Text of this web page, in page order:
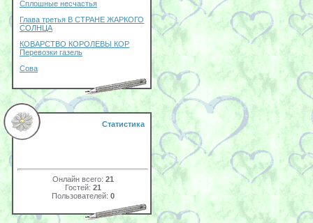
Сплошные несчастья
Глава третья В СТРАНЕ ЖАРКОГО
СОЛНЦА
КОВАРСТВО КОРОЛЕВЫ КОР
Перевозки газель
Сова
Статистика
Онлайн всего: 21
Гостей: 21
Пользователей: 0